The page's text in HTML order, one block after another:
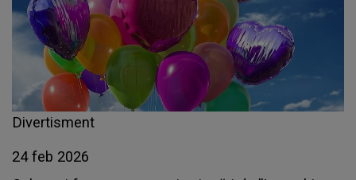
Divertisment
24 feb 2026